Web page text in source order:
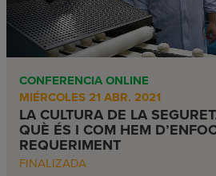
CONFERENCIA ONLINE
MIÉRCOLES 21 ABR. 2021
LA CULTURA DE LA
QUÈ ÉS I COM HEM
REQUERIMENT
FINALIZADA